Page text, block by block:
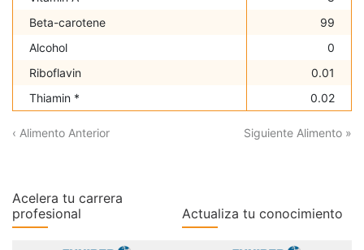
Beta-carotene
99
Alcohol
0
Riboflavin
0.01
Thiamin *
0.02
‹ Alimento Anterior Siguiente Alimento »
Acelera tu carrera
profesional
Actualiza tu conocimiento